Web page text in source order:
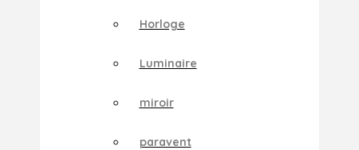
Horloge
Luminaire
miroir
paravent